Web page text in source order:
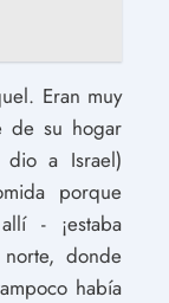
Eran muy
de su hogar
a Israel)
porque
- ¡estaba
donde
había